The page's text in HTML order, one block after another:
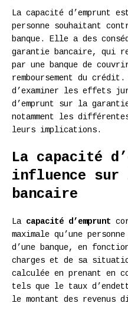
La capacité d’emprunt
personne souhaitant
banque. Elle a des
garantie bancaire, qui
par une banque de
remboursement du
d’examiner les effets
d’emprunt sur la
notamment les
leurs implications.
La capacité
influence sur
bancaire
La capacité d’emprunt
maximale qu’une
d’une banque, en
charges et de sa
calculée en prenant en
tels que le taux
le montant des revenus